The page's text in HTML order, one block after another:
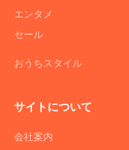
エンタメ
セール
おうちスタイル
サイトについて
会社案内